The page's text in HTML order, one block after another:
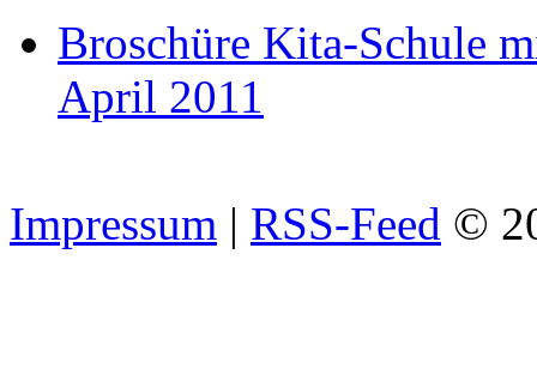
Broschüre Kita-Schule
April 2011
Impressum | RSS-Feed ©